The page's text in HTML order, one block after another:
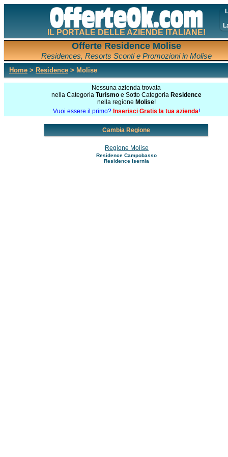
IL PORTALE DELLE AZIENDE ITALIANE!
Offerte Residence Molise
Residences, Resorts Sconti e Promozioni in Molise
Home > Residence > Molise
Nessuna azienda trovata
nella Categoria Turismoe Sotto Categoria Residence
nella regione Molise!
Vuoi essere il primo? Inserisci Gratis la tua azienda!
Cambia Regione
Regione Molise
Residence Campobasso
Residence Isernia